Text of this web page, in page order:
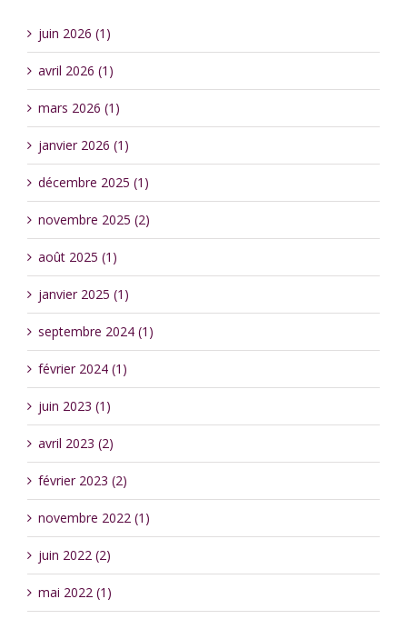
juin 2026 (1)
avril 2026 (1)
mars 2026 (1)
janvier 2026 (1)
décembre 2025 (1)
novembre 2025 (2)
août 2025 (1)
janvier 2025 (1)
septembre 2024 (1)
février 2024 (1)
juin 2023 (1)
avril 2023 (2)
février 2023 (2)
novembre 2022 (1)
juin 2022 (2)
mai 2022 (1)